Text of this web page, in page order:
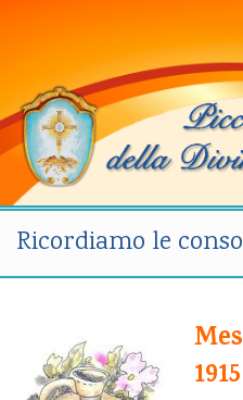
Ricordiamo le
1915